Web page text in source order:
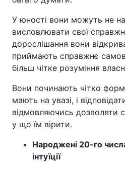
У юності вони можуть не
висловлювати свої
дорослішання вони
приймають справжнє
більш чітке розуміння
Вони починають чітко
мають на увазі, і
відмовляючись дозволяти
у що їм вірити.
Народжені 20-го
інтуїції